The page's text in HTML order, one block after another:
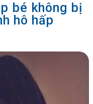
bé không bị
hô hấp